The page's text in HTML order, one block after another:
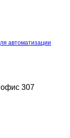
автоматизации
офис 307